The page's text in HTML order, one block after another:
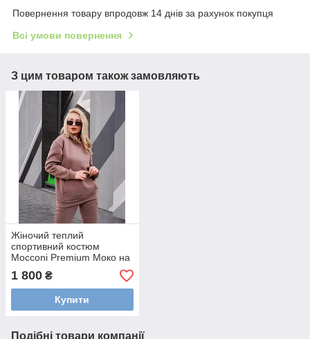
Повернення товару впродовж 14 днів за рахунок покупця
Всі умови повернення
З цим товаром також замовляють
Жіночий теплий
спортивний костюм
Mocconi Premium Моко на
флісі оверсайз
1 800 ₴
Купити
Подібні товари компанії